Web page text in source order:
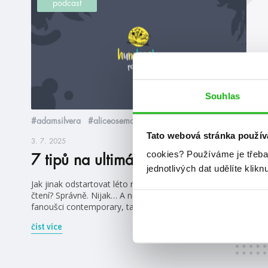
Souhlas
Tato webová stránka
cookies? Používáme je
jednotlivých dat udělíte
podcast
#adamsilvera #aliceoseman
3. 7. 2025
7 tipů na ultimátní letní čtení
Jak jinak odstartovat léto než doporučením na letní
čtení? Správně. Nijak… A nebojte, na své si přijdou jak
fanoušci contemporary, tak fantasy.
číst více